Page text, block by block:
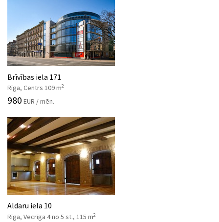
Brīvības iela 171
Rīga, Centrs 109 m2
980 EUR / mēn.
Aldaru iela 10
Rīga, Vecrīga 4 no 5 st., 115 m2